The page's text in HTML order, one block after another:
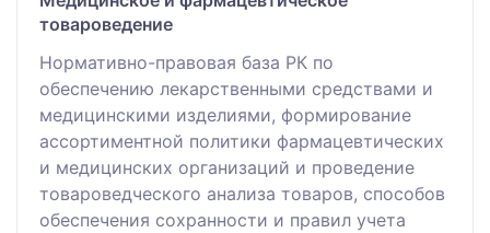
товароведение
Нормативно-правовая база РК по
обеспечению лекарственными средствами и
медицинскими изделиями, формирование
ассортиментной политики фармацевтических
и медицинских организаций и проведение
товароведческого анализа товаров, способов
обеспечения сохранности и правил учета